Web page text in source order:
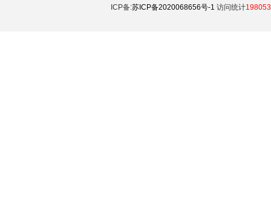
ICP备:苏ICP备2020068656号-1 访问统计198053